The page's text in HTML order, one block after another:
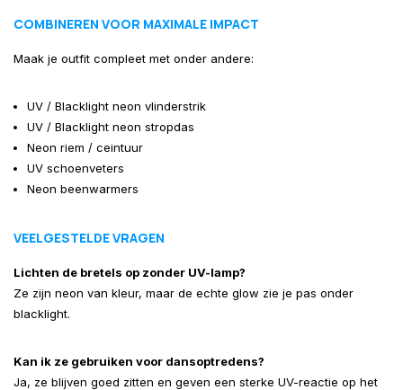
COMBINEREN VOOR MAXIMALE IMPACT
Maak je outfit compleet met onder andere:
UV / Blacklight neon vlinderstrik
UV / Blacklight neon stropdas
Neon riem / ceintuur
UV schoenveters
Neon beenwarmers
VEELGESTELDE VRAGEN
Lichten de bretels op zonder UV-lamp?
Ze zijn neon van kleur, maar de echte glow zie je pas onder
blacklight.
Kan ik ze gebruiken voor dansoptredens?
Ja, ze blijven goed zitten en geven een sterke UV-reactie op het